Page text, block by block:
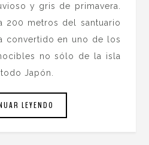
y gris de primavera.
200 metros del santuario
convertido en uno de los
no sólo de la isla
Japón.
LEYENDO